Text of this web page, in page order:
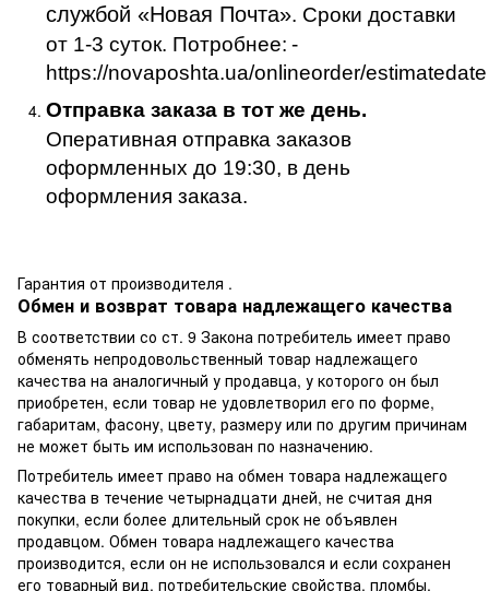
службой «Новая Почта». Сроки доставки
от 1-3 суток. Потробнее: -
https://novaposhta.ua/onlineorder/estimatedate
Отправка заказа в тот же день.
Оперативная отправка заказов
оформленных до 19:30, в день
оформления заказа.
Гарантия от производителя .
Обмен и возврат товара надлежащего качества
В соответствии со ст. 9 Закона потребитель имеет право
обменять непродовольственный товар надлежащего
качества на аналогичный у продавца, у которого он был
приобретен, если товар не удовлетворил его по форме,
габаритам, фасону, цвету, размеру или по другим причинам
не может быть им использован по назначению.
Потребитель имеет право на обмен товара надлежащего
качества в течение четырнадцати дней, не считая дня
покупки, если более длительный срок не объявлен
продавцом. Обмен товара надлежащего качества
производится, если он не использовался и если сохранен
его товарный вид, потребительские свойства, пломбы,